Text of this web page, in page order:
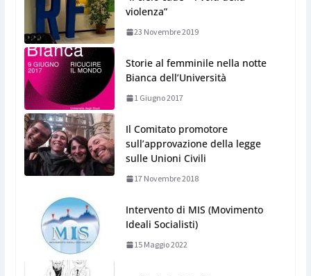
violenza”
23 Novembre 2019
Storie al femminile nella notte
Bianca dell’Università
1 Giugno 2017
Il Comitato promotore
sull’approvazione della legge
sulle Unioni Civili
17 Novembre 2018
Intervento di MIS (Movimento
Ideali Socialisti)
15 Maggio 2022